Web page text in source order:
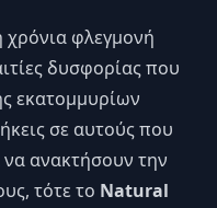
χρόνια φλεγμονή
δυσφορίας που
εκατομμυρίων
σε αυτούς που
να ανακτήσουν την
τότε το Natural